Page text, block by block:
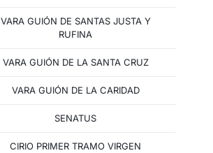
VARA GUIÓN DE SANTAS JUSTA Y
RUFINA
VARA GUIÓN DE LA SANTA CRUZ
VARA GUIÓN DE LA CARIDAD
SENATUS
CIRIO PRIMER TRAMO VIRGEN